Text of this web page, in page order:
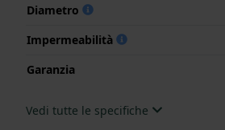
Diametro
Impermeabilità
Garanzia
Vedi tutte le specifiche